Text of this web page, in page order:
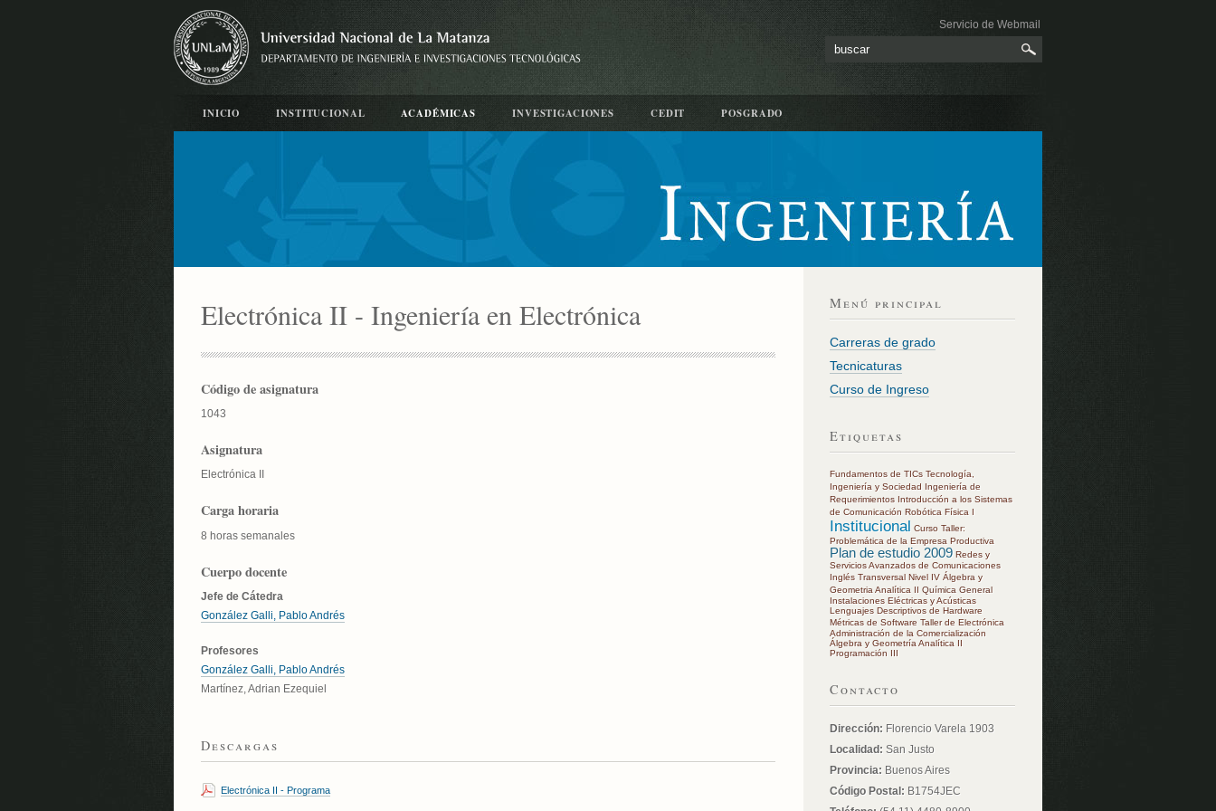
Servicio de Webmail
INICIO INSTITUCIONAL ACADÉMICAS INVESTIGACIONES CEDIT POSGRADO
Electrónica II - Ingeniería en Electrónica
Código de asignatura
1043
Asignatura
Electrónica II
Carga horaria
8 horas semanales
Cuerpo docente
Jefe de Cátedra
González Galli, Pablo Andrés
Profesores
González Galli, Pablo Andrés
Martínez, Adrian Ezequiel
Descargas
Electrónica II - Programa
Menú principal
Carreras de grado
Tecnicaturas
Curso de Ingreso
Etiquetas
Fundamentos de TICs Tecnología,
Ingeniería y Sociedad Ingeniería de
Requerimientos Introducción a los Sistemas
de Comunicación Robótica Física I
Institucional Curso Taller:
Problemática de la Empresa Productiva
Plan de estudio 2009 Redes y
Servicios Avanzados de Comunicaciones
Inglés Transversal Nivel IV Álgebra y
Geometria Analítica II Química General
Instalaciones Eléctricas y Acústicas
Lenguajes Descriptivos de Hardware
Métricas de Software Taller de Electrónica
Administración de la Comercialización
Álgebra y Geometría Analítica II
Programación III
Contacto
Dirección: Florencio Varela 1903
Localidad: San Justo
Provincia: Buenos Aires
Código Postal: B1754JEC